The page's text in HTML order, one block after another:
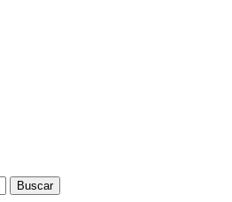
Buscar